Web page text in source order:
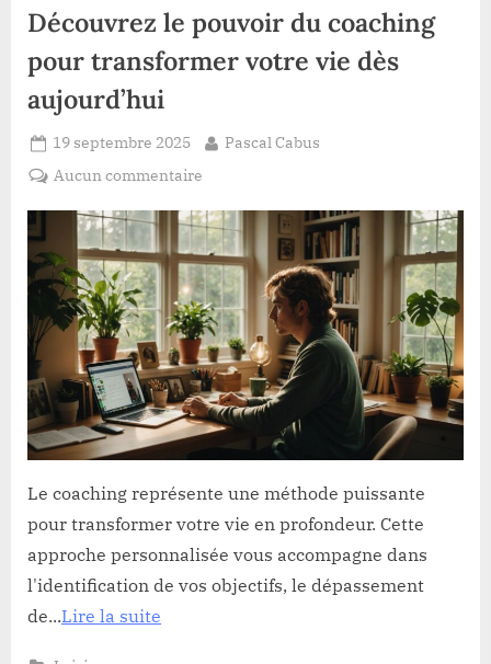
Découvrez le pouvoir du coaching
pour transformer votre vie dès
aujourd’hui
Posted
on
19 septembre 2025 By
Pascal Cabus
Aucun commentaire
le
pouvoir
du
coaching
pour
transformer
votre
vie
dès
aujourd’hui
Le coaching représente une méthode puissante
pour transformer votre vie en profondeur. Cette
approche personnalisée vous accompagne dans
l'identification de vos objectifs, le dépassement
de...Lire la suite